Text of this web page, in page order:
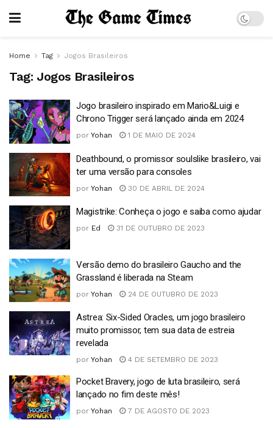
Home Tag Jogos Brasileiros
Tag: Jogos Brasileiros
Jogo brasileiro inspirado em Mario&Luigi e
Chrono Trigger será lançado ainda em 2024
por Yohan 1 DE MAIO DE 2024
Deathbound, o promissor soulslike brasileiro, vai
ter uma versão para consoles
por Yohan 30 DE ABRIL DE 2024
Magistrike: Conheça o jogo e saiba como ajudar
por Ed 31 DE OUTUBRO DE 2023
Versão demo do brasileiro Gaucho and the
Grassland é liberada na Steam
por Yohan 24 DE OUTUBRO DE 2023
Astrea: Six-Sided Oracles, um jogo brasileiro
muito promissor, tem sua data de estreia
revelada
por Yohan 4 DE SETEMBRO DE 2023
Pocket Bravery, jogo de luta brasileiro, será
lançado no fim deste mês!
por Yohan 7 DE AGOSTO DE 2023